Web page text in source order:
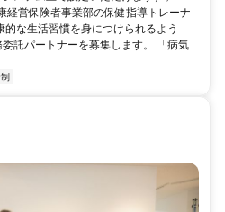
経営保険者事業部の保健指導トレーナ
な生活習慣を身につけられるよう
委託パートナーを募集します。 「病気